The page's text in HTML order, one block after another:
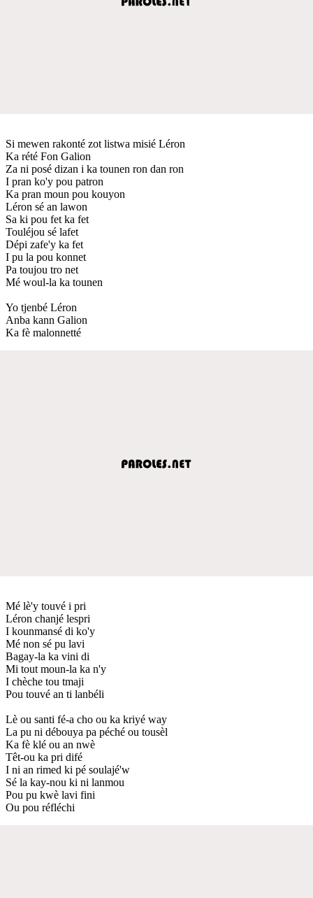
Si mewen rakonté zot listwa misié Léron
Ka rété Fon Galion
Za ni posé dizan i ka tounen ron dan ron
I pran ko'y pou patron
Ka pran moun pou kouyon
Léron sé an lawon
Sa ki pou fet ka fet
Touléjou sé lafet
Dépi zafe'y ka fet
I pu la pou konnet
Pa toujou tro net
Mé woul-la ka tounen
Yo tjenbé Léron
Anba kann Galion
Ka fè malonnetté
Mé lè'y touvé i pri
Léron chanjé lespri
I kounmansé di ko'y
Mé non sé pu lavi
Bagay-la ka vini di
Mi tout moun-la ka n'y
I chèche tou tmaji
Pou touvé an ti lanbéli
Lè ou santi fé-a cho ou ka kriyé way
La pu ni débouya pa péché ou tousèl
Ka fè klé ou an nwè
Têt-ou ka pri difé
I ni an rimed ki pé soulajé'w
Sé la kay-nou ki ni lanmou
Pou pu kwè lavi fini
Ou pou réfléchi